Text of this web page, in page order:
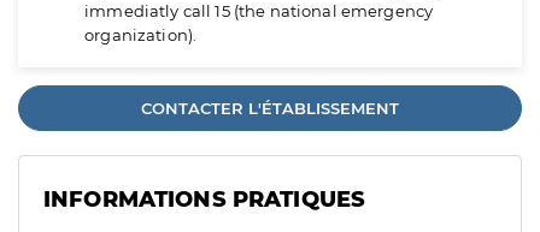
immediatly call 15 (the national emergency
organization).
CONTACTER L'ÉTABLISSEMENT
INFORMATIONS PRATIQUES